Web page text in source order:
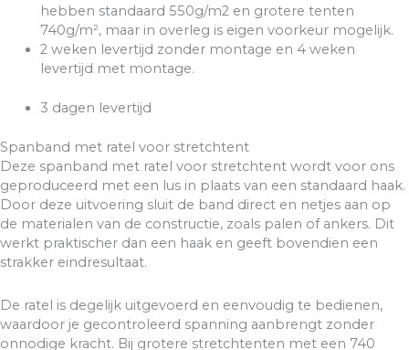
hebben standaard 550g/m2 en grotere tenten
740g/m², maar in overleg is eigen voorkeur mogelijk.
2 weken levertijd zonder montage en 4 weken
levertijd met montage.
3 dagen levertijd
Spanband met ratel voor stretchtent
Deze spanband met ratel voor stretchtent wordt voor ons
geproduceerd met een lus in plaats van een standaard haak.
Door deze uitvoering sluit de band direct en netjes aan op
de materialen van de constructie, zoals palen of ankers. Dit
werkt praktischer dan een haak en geeft bovendien een
strakker eindresultaat.
De ratel is degelijk uitgevoerd en eenvoudig te bedienen,
waardoor je gecontroleerd spanning aanbrengt zonder
onnodige kracht. Bij grotere stretchtenten met een 740